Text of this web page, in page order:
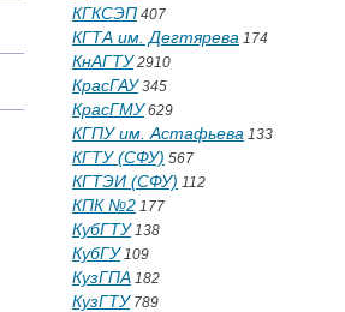
КГКСЭП 407
КГТА им. Дегтярева 174
КнАГТУ2910
КрасГАУ345
КрасГМУ629
КГПУ им. Астафьева 133
КГТУ (СФУ) 567
КГТЭИ (СФУ) 112
КПК №2 177
КубГТУ138
КубГУ109
КузГПА 182
КузГТУ789